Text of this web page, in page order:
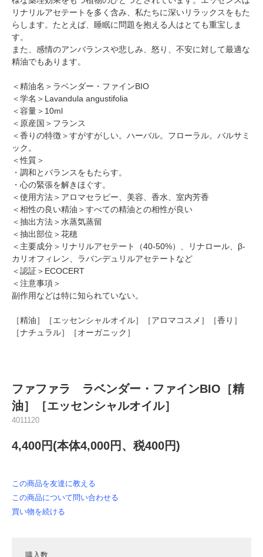
リナリルアセテートを多く含み、私たちに深いリラックスをもた
らします。たとえば、睡眠に問題を抱える人はとても重宝しま
す。
また、感情のアンバランスや悲しみ、怒り、不安に対して最適な
精油でもあります。
＜精油名＞ラベンダー・ファインBIO
＜学名＞Lavandula angustifolia
＜容量＞10ml
＜原産国＞フランス
＜香りの特徴＞すがすがしい。ハーバル。フローラル。バルサミ
ック。
＜性質＞
・調和とバランスをもたらす。
・心の緊張を解きほぐす。
＜使用方法＞アロマセラピー、美容、香水、室内芳香
＜相性の良い精油＞すべての精油との相性が良い
＜抽出方法＞水蒸気蒸留
＜抽出部位＞花穂
＜主要成分＞リナリルアセテート（40-50%）、リナロール、β-
カリオフィレン、ラバンデュリルアセテートなど
＜認証＞ECOCERT
＜注意事項＞
副作用などは特に知られていない。
［精油］［エッセンシャルオイル］［アロマコスメ］［香り］
［ナチュラル］［オーガニック］
ファファラ ラベンダー・ファインBIO［精
油］［エッセンシャルオイル］
4011120
4,400円(本体4,000円、税400円)
この商品を友達に教える
この商品について問い合わせる
買い物を続ける
購入数